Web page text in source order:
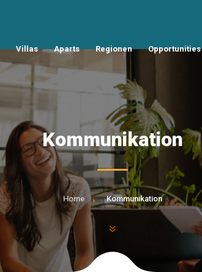
Villas Aparts Regionen Opportunities
Kommunikation
Home Kommunikation